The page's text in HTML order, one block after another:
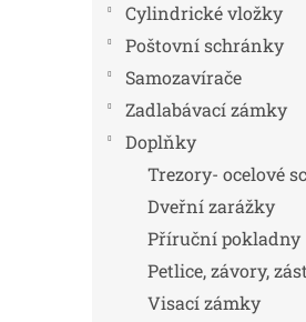
Cylindrické vložky
Poštovní schránky
Samozavírače
Zadlabávací zámky
Doplňky
Trezory- ocelové
Dveřní zarážky
Příruční pokladny
Petlice, závory,
Visací zámky